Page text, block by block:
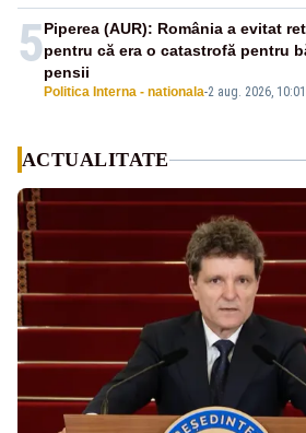
5
Politica Interna - nationala-2 aug. 2026, 10:01
Piperea (AUR): România a evitat
pentru că era o catastrofă pentru
pensii
ACTUALITATE